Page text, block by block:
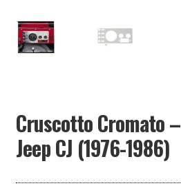
Cruscotto Cromato –
Jeep CJ (1976-1986)